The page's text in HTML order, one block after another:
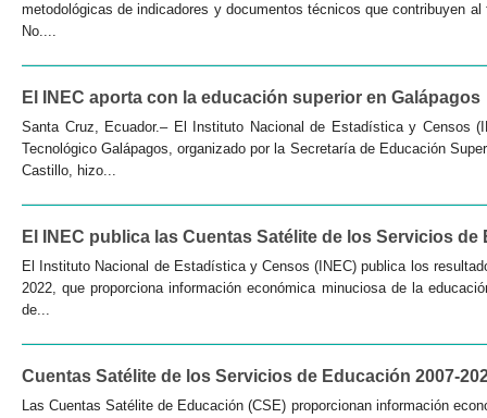
metodológicas de indicadores y documentos técnicos que contribuyen
No....
El INEC aporta con la educación superior en Galápagos
Santa Cruz, Ecuador.– El Instituto Nacional de Estadística y Censos
Tecnológico Galápagos, organizado por la Secretaría de Educación
Castillo, hizo...
El INEC publica las Cuentas Satélite de los Servicios de
El Instituto Nacional de Estadística y Censos (INEC) publica los
2022, que proporciona información económica minuciosa de la
de...
Cuentas Satélite de los Servicios de Educación 2007-
Las Cuentas Satélite de Educación (CSE) proporcionan información